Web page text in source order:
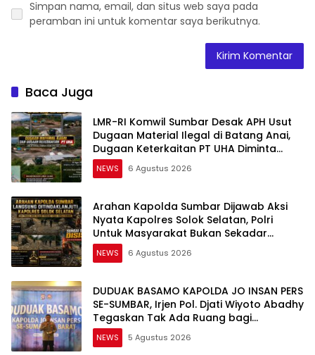
Simpan nama, email, dan situs web saya pada
peramban ini untuk komentar saya berikutnya.
Baca Juga
LMR-RI Komwil Sumbar Desak APH Usut
Dugaan Material Ilegal di Batang Anai,
Dugaan Keterkaitan PT UHA Diminta
Diselidiki Tuntas
NEWS 6 Agustus 2026
Arahan Kapolda Sumbar Dijawab Aksi
Nyata Kapolres Solok Selatan, Polri
Untuk Masyarakat Bukan Sekadar
Slogan
NEWS 6 Agustus 2026
DUDUAK BASAMO KAPOLDA JO INSAN PERS
SE-SUMBAR, Irjen Pol. Djati Wiyoto Abadhy
Tegaskan Tak Ada Ruang bagi
Pelanggar Hukum di Internal Polri
NEWS 5 Agustus 2026